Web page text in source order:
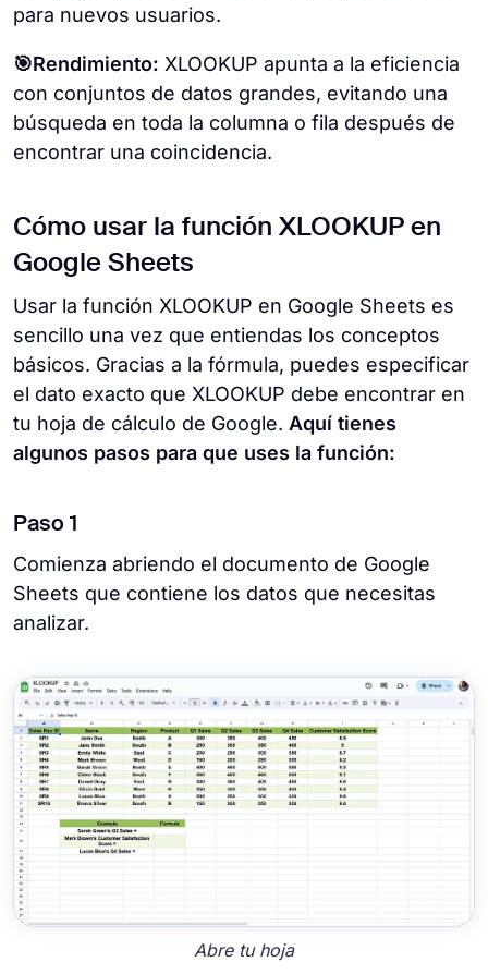
para nuevos usuarios.
🎯Rendimiento: XLOOKUP apunta a la eficiencia
con conjuntos de datos grandes, evitando una
búsqueda en toda la columna o fila después de
encontrar una coincidencia.
Cómo usar la función XLOOKUP en
Google Sheets
Usar la función XLOOKUP en Google Sheets es
sencillo una vez que entiendas los conceptos
básicos. Gracias a la fórmula, puedes especificar
el dato exacto que XLOOKUP debe encontrar en
tu hoja de cálculo de Google. Aquí tienes
algunos pasos para que uses la función:
Paso 1
Comienza abriendo el documento de Google
Sheets que contiene los datos que necesitas
analizar.
Abre tu hoja